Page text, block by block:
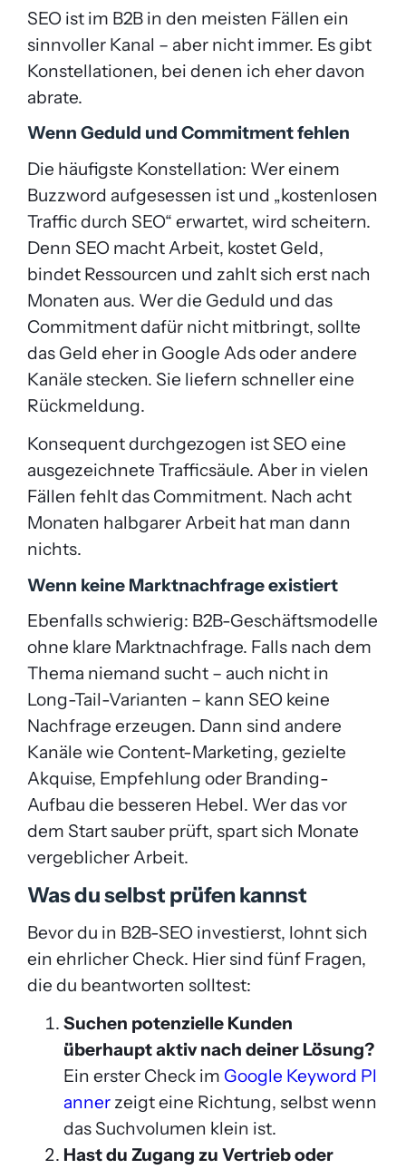
SEO ist im B2B in den meisten Fällen ein
sinnvoller Kanal – aber nicht immer. Es gibt
Konstellationen, bei denen ich eher davon
abrate.
Wenn Geduld und Commitment fehlen
Die häufigste Konstellation: Wer einem
Buzzword aufgesessen ist und „kostenlosen
Traffic durch SEO“ erwartet, wird scheitern.
Denn SEO macht Arbeit, kostet Geld,
bindet Ressourcen und zahlt sich erst nach
Monaten aus. Wer die Geduld und das
Commitment dafür nicht mitbringt, sollte
das Geld eher in Google Ads oder andere
Kanäle stecken. Sie liefern schneller eine
Rückmeldung.
Konsequent durchgezogen ist SEO eine
ausgezeichnete Trafficsäule. Aber in vielen
Fällen fehlt das Commitment. Nach acht
Monaten halbgarer Arbeit hat man dann
nichts.
Wenn keine Marktnachfrage existiert
Ebenfalls schwierig: B2B-Geschäftsmodelle
ohne klare Marktnachfrage. Falls nach dem
Thema niemand sucht – auch nicht in
Long-Tail-Varianten – kann SEO keine
Nachfrage erzeugen. Dann sind andere
Kanäle wie Content-Marketing, gezielte
Akquise, Empfehlung oder Branding-
Aufbau die besseren Hebel. Wer das vor
dem Start sauber prüft, spart sich Monate
vergeblicher Arbeit.
Was du selbst prüfen kannst
Bevor du in B2B-SEO investierst, lohnt sich
ein ehrlicher Check. Hier sind fünf Fragen,
die du beantworten solltest:
Suchen potenzielle Kunden
überhaupt aktiv nach deiner Lösung?
Ein erster Check im Google Keyword Pl
anner zeigt eine Richtung, selbst wenn
das Suchvolumen klein ist.
Hast du Zugang zu Vertrieb oder